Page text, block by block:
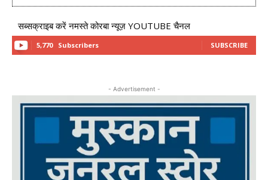
सब्सक्राइब करें नमस्ते कोरबा न्यूज़ YOUTUBE चैनल
5,770 Subscribers SUBSCRIBE
- Advertisement -